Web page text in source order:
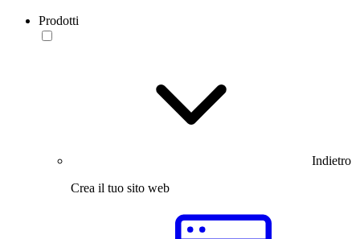
Prodotti
Indietro
Crea il tuo sito web